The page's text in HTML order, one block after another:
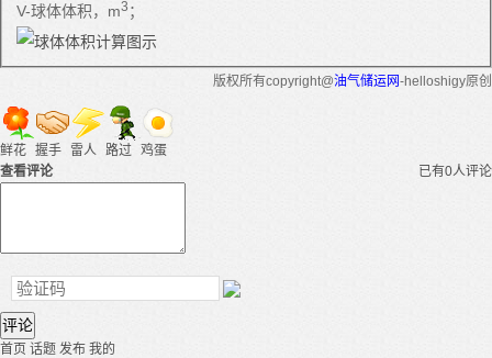
V-球体体积，m3 ；
版权所有copyright@油气储运网-helloshigy原创
鲜花 握手 雷人 路过 鸡蛋
已有0人评论
查看评论
评论
首页 话题 发布 我的